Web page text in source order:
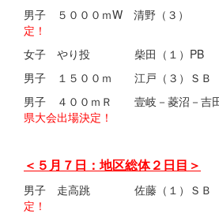
男子 ５０００ｍW 清野（３）
定！
女子 やり投 柴田（１）PB
男子 １５００ｍ 江戸（３）ＳＢ
男子 ４００ｍＲ 壹岐－菱沼－吉
県大会出場決定！
＜５月７日：地区総体２日目＞
男子 走高跳 佐藤（１）ＳＢ
定！